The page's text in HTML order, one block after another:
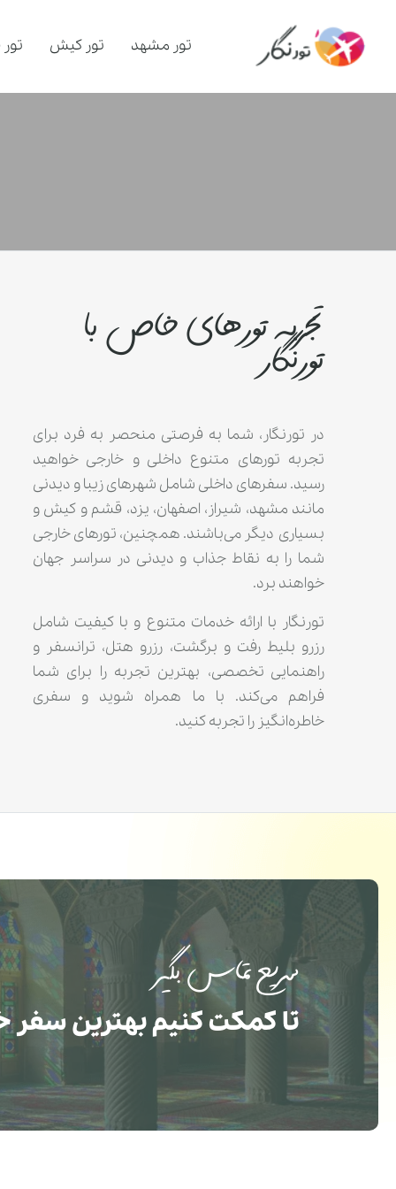
تور مشهد تور کیش
تجربه تورهای خاص با
تورنگار
در تورنگار، شما به فرصتی منحصر به فرد برای
تجربه تورهای متنوع داخلی و خارجی خواهید
رسید. سفرهای داخلی شامل شهرهای زیبا و دیدنی
مانند مشهد، شیراز، اصفهان، یزد، قشم و کیش و
بسیاری دیگر می‌باشند. همچنین، تورهای خارجی
شما را به نقاط جذاب و دیدنی در سراسر جهان
خواهند برد.
تورنگار با ارائه خدمات متنوع و با کیفیت شامل
رزرو بلیط رفت و برگشت، رزرو هتل، ترانسفر و
راهنمایی تخصصی، بهترین تجربه را برای شما
فراهم می‌کند. با ما همراه شوید و سفری
خاطره‌انگیز را تجربه کنید.
سریع تماس بگیر
تا کمکت کنیم بهترین سفر